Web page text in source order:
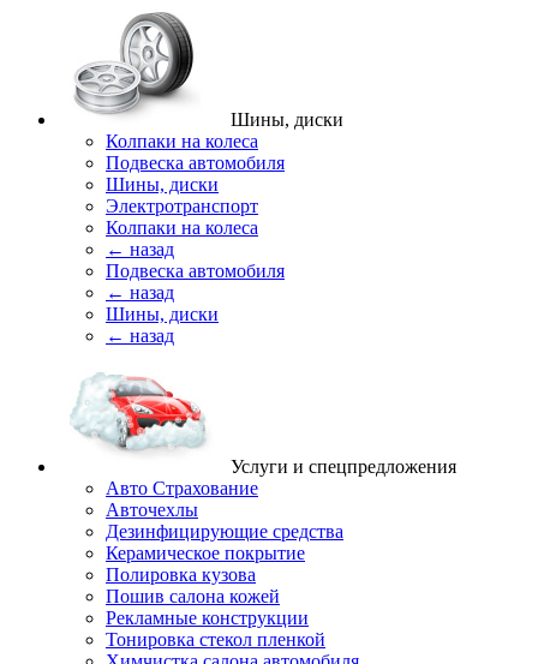
Шины, диски
Колпаки на колеса
Подвеска автомобиля
Шины, диски
Электротранспорт
Колпаки на колеса
← назад
Подвеска автомобиля
← назад
Шины, диски
← назад
Услуги и спецпредложения
Авто Страхование
Авточехлы
Дезинфицирующие средства
Керамическое покрытие
Полировка кузова
Пошив салона кожей
Рекламные конструкции
Тонировка стекол пленкой